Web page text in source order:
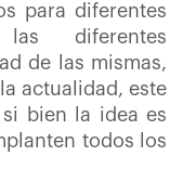
para diferentes
diferentes
de las mismas,
actualidad, este
bien la idea es
todos los